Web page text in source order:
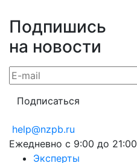
Подпишись
на новости
help@nzpb.ru
Ежедневно с 9:00 до 21:00
Эксперты